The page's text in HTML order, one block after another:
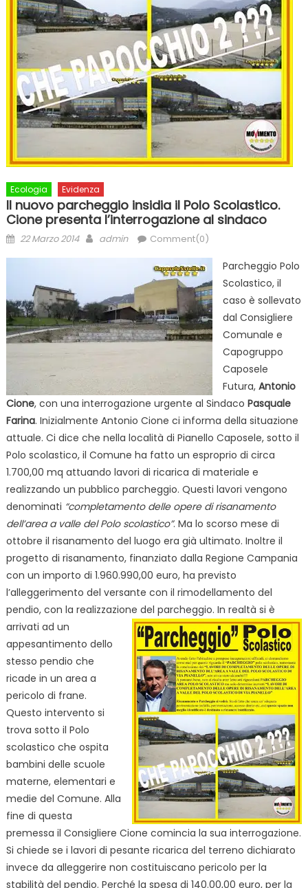
Ecologia Evidenza
Il nuovo parcheggio insidia il Polo Scolastico.
Cione presenta l’interrogazione al sindaco
Posted
22 Marzo 2014 Author
admin Comment(0)
Parcheggio Polo
Scolastico, il
caso è sollevato
dal Consigliere
Comunale e
Capogruppo
Caposele
Futura, Antonio
Cione, con una interrogazione urgente al Sindaco Pasquale
Farina. Inizialmente Antonio Cione ci informa della situazione
attuale. Ci dice che nella località di Pianello Caposele, sotto il
Polo scolastico, il Comune ha fatto un esproprio di circa
1.700,00 mq attuando lavori di ricarica di materiale e
realizzando un pubblico parcheggio. Questi lavori vengono
denominati “completamento delle opere di risanamento
dell’area a valle del Polo scolastico”. Ma lo scorso mese di
ottobre il risanamento del luogo era già ultimato. Inoltre il
progetto di risanamento, finanziato dalla Regione Campania
con un importo di 1.960.990,00 euro, ha previsto
l’alleggerimento del versante con il rimodellamento del
pendio, con la realizzazione del parcheggio. In realtà si è
arrivati ad un
appesantimento dello
stesso pendio che
ricade in un area a
pericolo di frane.
Questo intervento si
trova sotto il Polo
scolastico che ospita
bambini delle scuole
materne, elementari e
medie del Comune. Alla
fine di questa
premessa il Consigliere Cione comincia la sua interrogazione.
Si chiede se i lavori di pesante ricarica del terreno dichiarato
invece da alleggerire non costituiscano pericolo per la
stabilità del pendio. Perché la spesa di 140.00,00 euro, per la